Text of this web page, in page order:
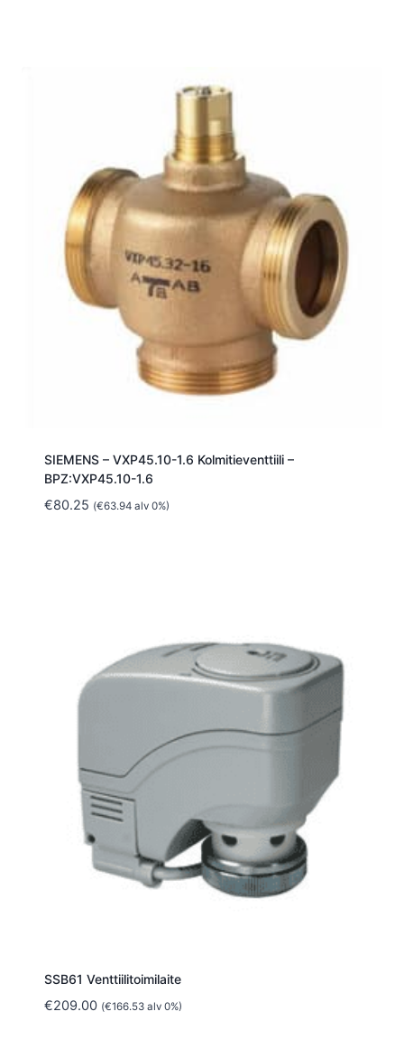
SIEMENS – VXP45.10-1.6 Kolmitieventtiili –
BPZ:VXP45.10-1.6
€80.25 (€63.94alv 0%)
SSB61 Venttiilitoimilaite
€209.00 (€166.53alv 0%)